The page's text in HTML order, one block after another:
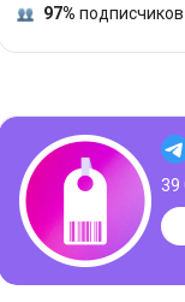
97%
39